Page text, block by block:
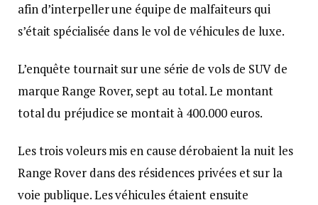
afin d’interpeller une équipe de malfaiteurs qui
s’était spécialisée dans le vol de véhicules de luxe.
L’enquête tournait sur une série de vols de SUV de
marque Range Rover, sept au total. Le montant
total du préjudice se montait à 400.000 euros.
Les trois voleurs mis en cause dérobaient la nuit les
Range Rover dans des résidences privées et sur la
voie publique. Les véhicules étaient ensuite